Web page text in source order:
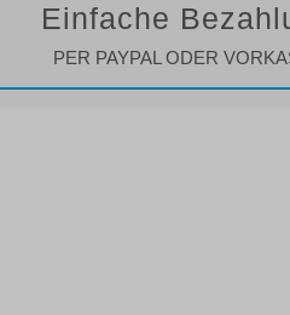
Einfache
PER PAYPAL ODER